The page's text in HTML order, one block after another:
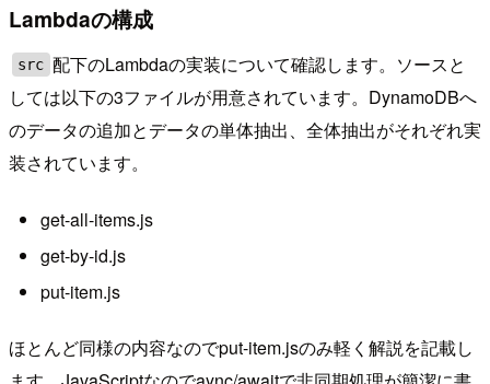
Lambdaの構成
src 配下のLambdaの実装について確認します。ソースと
しては以下の3ファイルが用意されています。DynamoDBへ
のデータの追加とデータの単体抽出、全体抽出がそれぞれ実
装されています。
get-all-items.js
get-by-id.js
put-item.js
ほとんど同様の内容なのでput-item.jsのみ軽く解説を記載し